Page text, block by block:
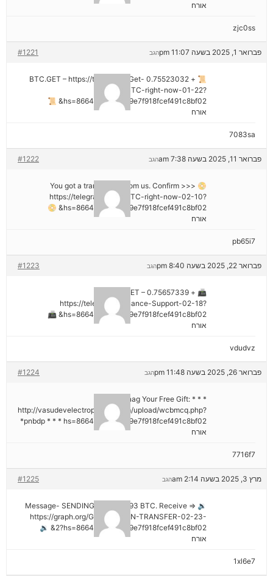
אורח
zjc0ss
פברואר 1, 2025 בשעה 11:07 pm #1221 הגב
📜 + 0.75523032 BTC.GET – https://telegra.ph/Get-
BTC-right-now-01-22?
hs=8664c520642b9e7f918fcef491c8bf02& 📜
אורח
7083sa
פברואר 11, 2025 בשעה 7:38 am #1222 הגב
📀 You got a transaction from us. Confirm >>>
https://telegra.ph/Get-BTC-right-now-02-10?
hs=8664c520642b9e7f918fcef491c8bf02& 📀
אורח
pb65i7
פברואר 22, 2025 בשעה 8:40 pm #1223 הגב
📠 + 0.75657339 BTC.GET –
https://telegra.ph/Binance-Support-02-18?
hs=8664c520642b9e7f918fcef491c8bf02& 📠
אורח
vdudvz
פברואר 26, 2025 בשעה 11:48 pm #1224 הגב
* * * Snag Your Free Gift:
http://vasudevelectroproject.com/upload/wcbmcq.php?
pnbdp * * * hs=8664c520642b9e7f918fcef491c8bf02*
אורח
7716f7
מרץ 3, 2025 בשעה 2:14 am #1225 הגב
🔉 Message- SENDING 0.75361393 BTC. Receive =>
https://graph.org/GET-BITCOIN-TRANSFER-02-23-
2?hs=8664c520642b9e7f918fcef491c8bf02& 🔉
אורח
1xl6e7